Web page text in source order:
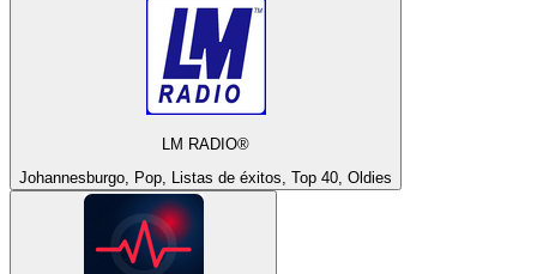
LM RADIO®
Johannesburgo, Pop, Listas de éxitos, Top 40, Oldies